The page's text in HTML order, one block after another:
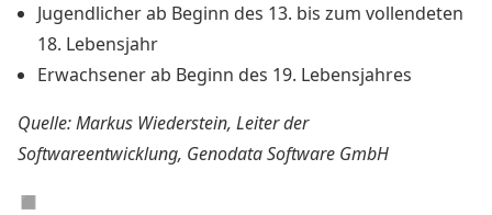
Jugendlicher ab Beginn des 13. bis zum vollendeten
18. Lebensjahr
Erwachsener ab Beginn des 19. Lebensjahres
Quelle: Markus Wiederstein, Leiter der
Softwareentwicklung, Genodata Software GmbH
◼︎